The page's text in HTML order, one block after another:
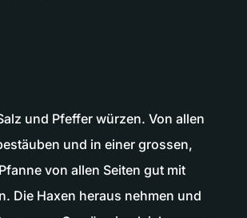
und Pfeffer würzen. Von allen
und in einer grossen,
von allen Seiten gut mit
Die Haxen heraus nehmen und